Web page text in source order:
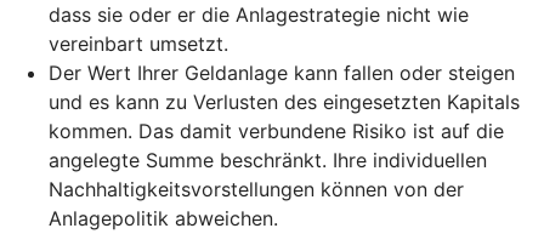
dass sie oder er die Anlagestrategie nicht wie
vereinbart umsetzt.
Der Wert Ihrer Geldanlage kann fallen oder steigen
und es kann zu Verlusten des eingesetzten Kapitals
kommen. Das damit verbundene Risiko ist auf die
angelegte Summe beschränkt. Ihre individuellen
Nachhaltigkeitsvorstellungen können von der
Anlagepolitik abweichen.